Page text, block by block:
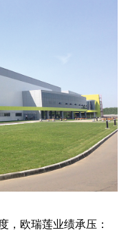
，欧瑞莲业绩承压：